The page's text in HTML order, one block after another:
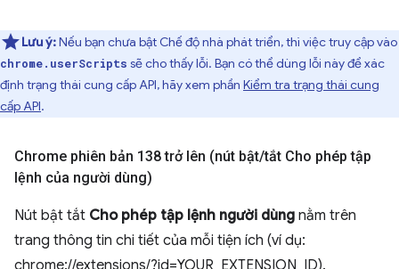
Lưu ý:Nếu bạn chưa bật Chế độ nhà phát triển, thì việc truy cập vào
chrome.userScripts sẽ cho thấy lỗi. Bạn có thể dùng lỗi này để xác
định trạng thái cung cấp API, hãy xem phần Kiểm tra trạng thái cung
cấp API.
Chrome phiên bản 138 trở lên (nút bật/tắt Cho phép tập
lệnh của người dùng)
Nút bật tắt Cho phép tập lệnh người dùng nằm trên
trang thông tin chi tiết của mỗi tiện ích (ví dụ: